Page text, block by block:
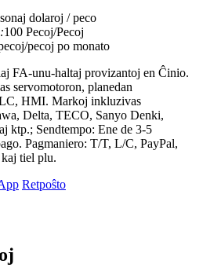
dolaroj / peco
100 Pecoj/Pecoj
pecoj po monato
FA-unu-haltaj provizantoj en Ĉinio.
servomotoron, planedan
HMI. Markoj inkluzivas
Delta, TECO, Sanyo Denki,
ktp.; Sendtempo: Ene de 3-5
Pagmaniero: T/T, L/C, PayPal,
tiel plu.
Retpoŝto